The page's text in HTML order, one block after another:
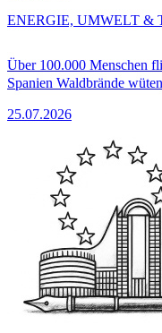
Über 100.000 Menschen
Spanien Waldbrände wüten
25.07.2026
ENERGIE, UMWELT &